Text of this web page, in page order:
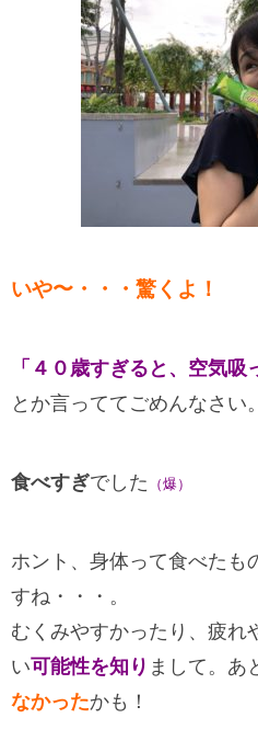
いや〜・・・驚くよ！
「４０歳すぎると、空気吸
とか言っててごめんなさい。
食べすぎでした （爆）
ホント、身体って食べたも
すね・・・。
むくみやすかったり、疲れ
い可能性を知り まして。あ
なかったかも！